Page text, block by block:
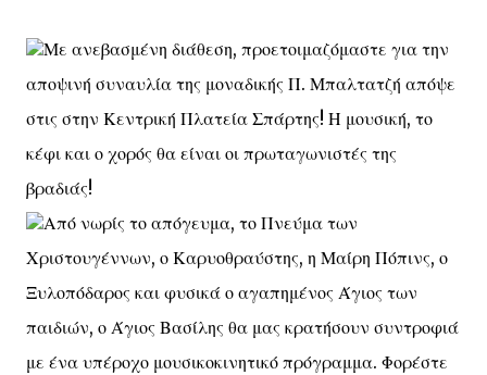
Με ανεβασμένη διάθεση, προετοιμαζόμαστε για την
αποψινή συναυλία της μοναδικής Π. Μπαλτατζή απόψε
στις στην Κεντρική Πλατεία Σπάρτης! Η μουσική, το
κέφι και ο χορός θα είναι οι πρωταγωνιστές της
βραδιάς!
Από νωρίς το απόγευμα, το Πνεύμα των
Χριστουγέννων, ο Καρυοθραύστης, η Μαίρη Πόπινς, ο
Ξυλοπόδαρος και φυσικά ο αγαπημένος Άγιος των
παιδιών, ο Άγιος Βασίλης θα μας κρατήσουν συντροφιά
με ένα υπέροχο μουσικοκινητικό πρόγραμμα. Φορέστε